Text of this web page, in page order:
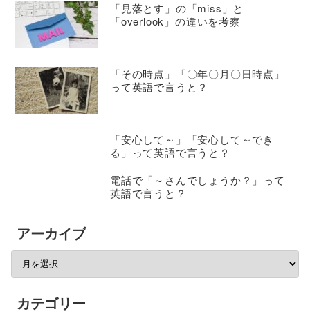
「見落とす」の「miss」と
「overlook」の違いを考察
「その時点」「〇年〇月〇日時点」
って英語で言うと？
「安心して～」「安心して～でき
る」って英語で言うと？
電話で「～さんでしょうか？」って
英語で言うと？
アーカイブ
カテゴリー